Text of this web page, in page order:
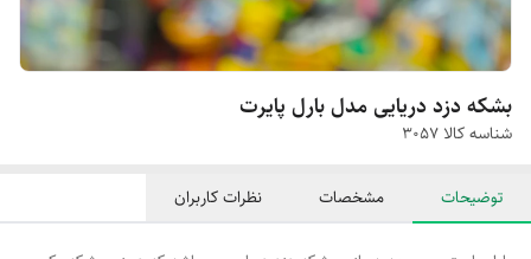
بشکه دزد دریایی مدل بارل پایرت
شناسه کالا ‌3057
توضیحات مشخصات نظرات کاربران